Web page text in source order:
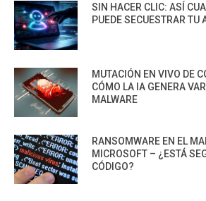
SIN HACER CLIC: ASÍ
PUEDE SECUESTRAR TU
MUTACIÓN EN VIVO DE
CÓMO LA IA GENERA
MALWARE
RANSOMWARE EN EL
MICROSOFT – ¿ESTÁ
CÓDIGO?